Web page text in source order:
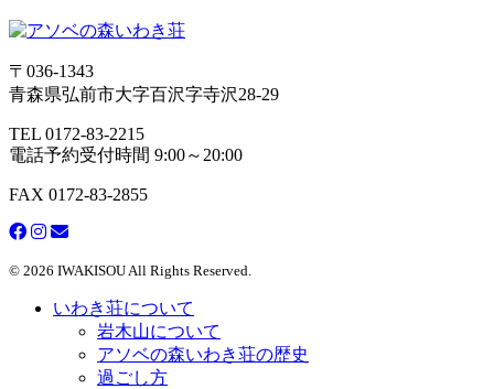
〒036-1343
青森県弘前市大字百沢字寺沢28-29
TEL 0172-83-2215
電話予約受付時間 9:00～20:00
FAX 0172-83-2855
© 2026 IWAKISOU All Rights Reserved.
いわき荘について
岩木山について
アソベの森いわき荘の歴史
過ごし方